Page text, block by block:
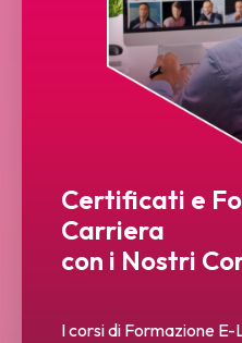
Certificati e
Carriera
con i Nostri
I corsi di Formazione